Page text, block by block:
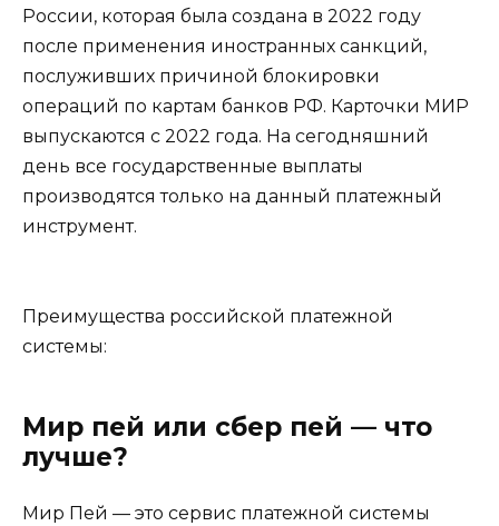
России, которая была создана в 2022 году
после применения иностранных санкций,
послуживших причиной блокировки
операций по картам банков РФ. Карточки МИР
выпускаются с 2022 года. На сегодняшний
день все государственные выплаты
производятся только на данный платежный
инструмент.
Преимущества российской платежной
системы:
Мир пей или сбер пей — что
лучше?
Мир Пей — это сервис платежной системы